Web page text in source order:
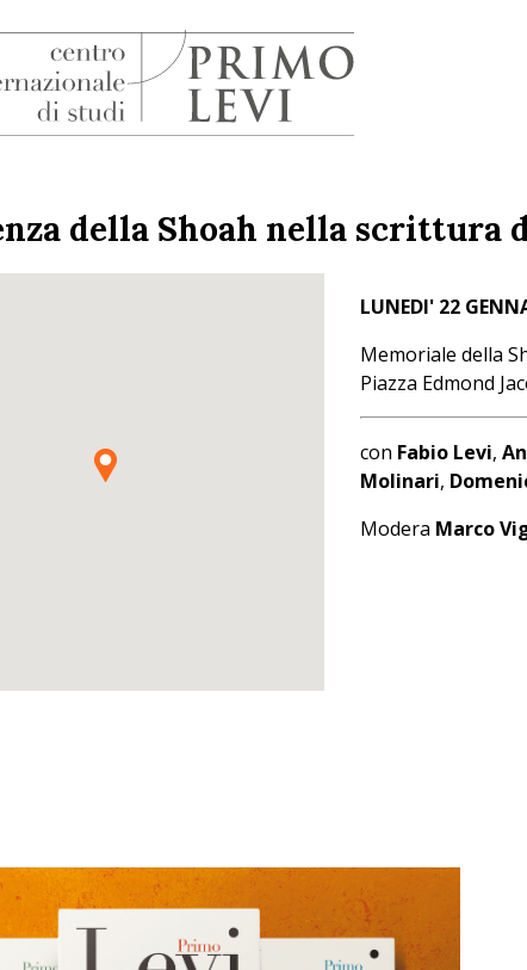
Studi
della Shoah nella scrittura
LUNEDI' 22
Memoriale della
Piazza Edmond
con Fabio Levi,
Molinari,
Modera Marco